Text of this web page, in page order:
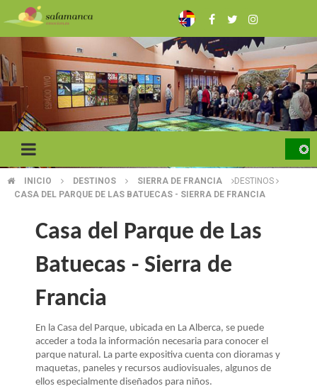
Pasar
al
contenido
principal
SOBRESCRIBIR
AYUDA
NAVEGACIÓN
INICIO DESTINOS SIERRA DE FRANCIA
DESTINOS
CASA DEL PARQUE DE LAS BATUECAS - SIERRA DE FRANCIA
Casa del Parque de Las
Batuecas - Sierra de
Francia
En la Casa del Parque, ubicada en La Alberca, se puede
acceder a toda la información necesaria para conocer el
parque natural. La parte expositiva cuenta con dioramas y
maquetas, paneles y recursos audiovisuales, algunos de
ellos especialmente diseñados para niños.